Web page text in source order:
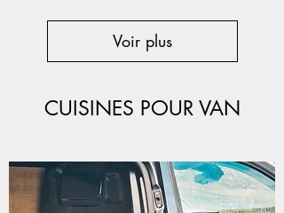
Voir plus
CUISINES POUR VAN